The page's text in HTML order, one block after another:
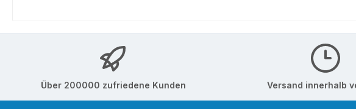
Über 200000 zufriedene Kunden Versand innerhalb